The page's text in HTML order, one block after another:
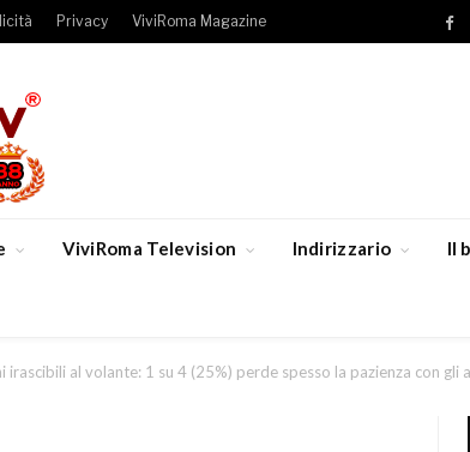
Privacy ViviRoma Magazine
ViviRoma Television Indirizzario Il
irascibili al volante: 1 su 4 (25%) perde spesso la pazienza con